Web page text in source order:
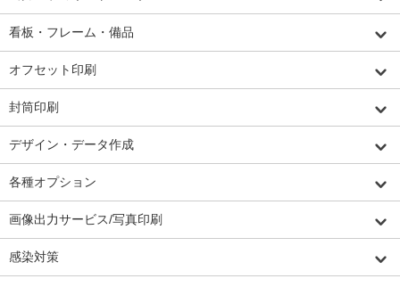
看板・フレーム・備品
オフセット印刷
封筒印刷
デザイン・データ作成
各種オプション
画像出力サービス/写真印刷
感染対策